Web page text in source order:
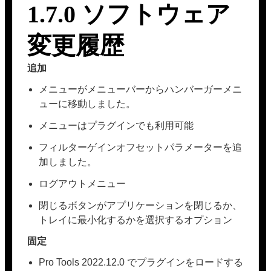
1.7.0 ソフトウェア
変更履歴
追加
メニューがメニューバーからハンバーガーメニ
ューに移動しました。
メニューはプラグインでも利用可能
フィルターゲインオフセットパラメーターを追
加しました。
ログアウトメニュー
閉じるボタンがアプリケーションを閉じるか、
トレイに最小化するかを選択するオプション
固定
Pro Tools 2022.12.0 でプラグインをロードする